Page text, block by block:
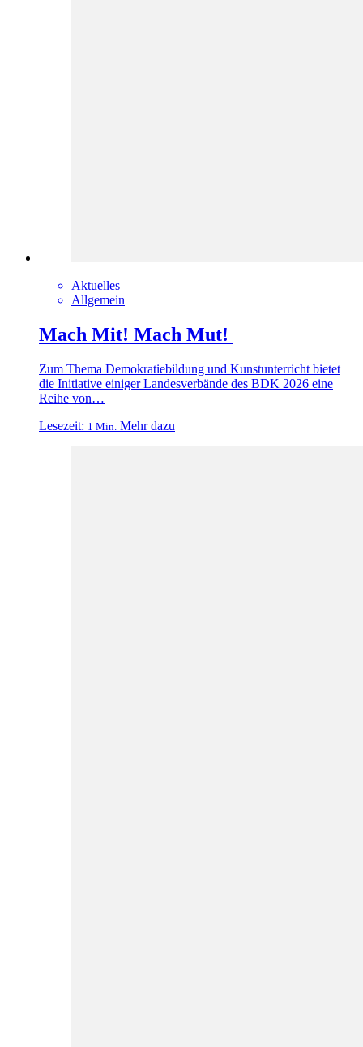
Aktuelles
Allgemein
Mach Mit! Mach Mut!
Zum Thema Demokratiebildung und Kunstunterricht bietet
die Initiative einiger Landesverbände des BDK 2026 eine
Reihe von…
Lesezeit: 1 Min. Mehr dazu